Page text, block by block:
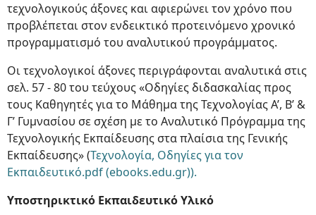
τεχνολογικούς άξονες και αφιερώνει τον χρόνο που
προβλέπεται στον ενδεικτικό προτεινόμενο χρονικό
προγραμματισμό του αναλυτικού προγράμματος.
Οι τεχνολογικοί άξονες περιγράφονται αναλυτικά στις
σελ. 57 - 80 του τεύχους «Οδηγίες διδασκαλίας προς
τους Καθηγητές για το Μάθημα της Τεχνολογίας Α’, Β’ &
Γ’ Γυμνασίου σε σχέση με το Αναλυτικό Πρόγραμμα της
Τεχνολογικής Εκπαίδευσης στα πλαίσια της Γενικής
Εκπαίδευσης» (Τεχνολογία, Οδηγίες για τον
Εκπαιδευτικό.pdf (ebooks.edu.gr)).
Υποστηρικτικό Εκπαιδευτικό Υλικό